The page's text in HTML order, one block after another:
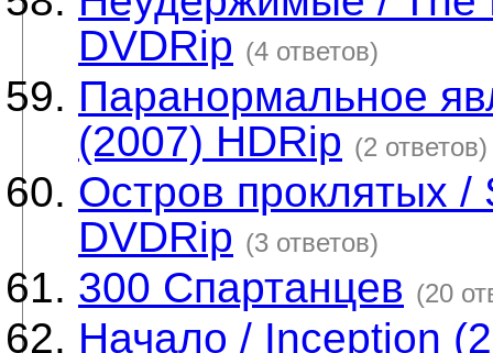
DVDRip (4 ответов)
Паранормальное
(2007) HDRip (2 ответов)
Остров проклятых
DVDRip (3 ответов)
300 Спартанцев (20
Начало / Inception